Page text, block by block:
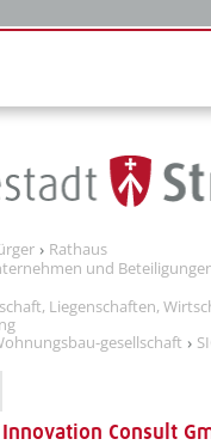
Rathaus
und
Liegenschaften,
gesellschaft
Consult